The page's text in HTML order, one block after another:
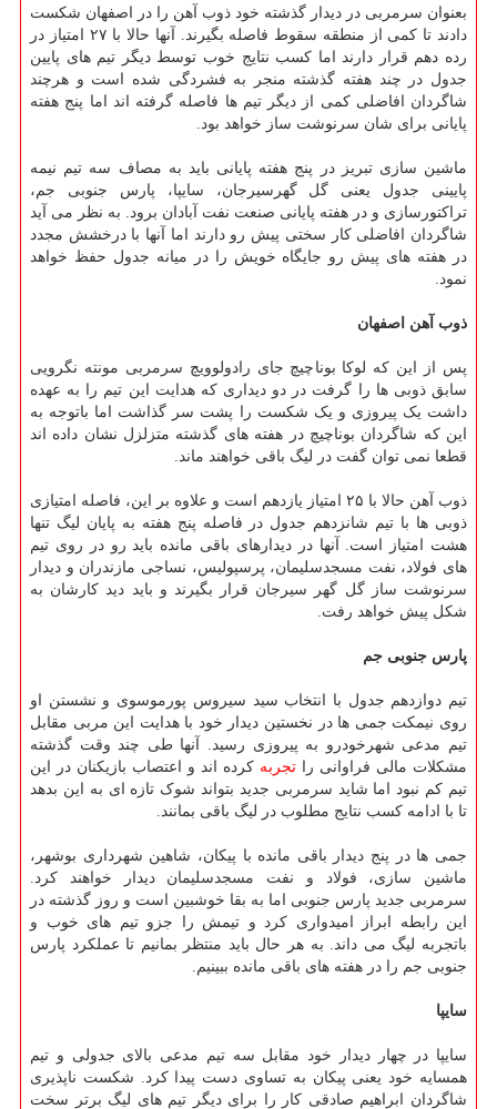
بعنوان سرمربی در دیدار گذشته خود ذوب آهن را در اصفهان شکست
دادند تا کمی از منطقه سقوط فاصله بگیرند. آنها حالا با ۲۷ امتیاز در
رده دهم قرار دارند اما کسب نتایج خوب توسط دیگر تیم های پایین
جدول در چند هفته گذشته منجر به فشردگی شده است و هرچند
شاگردان افاضلی کمی از دیگر تیم ها فاصله گرفته اند اما پنج هفته
پایانی برای شان سرنوشت ساز خواهد بود.
ماشین سازی تبریز در پنج هفته پایانی باید به مصاف سه تیم نیمه
پایینی جدول یعنی گل گهرسیرجان، سایپا، پارس جنوبی جم،
تراکتورسازی و در هفته پایانی صنعت نفت آبادان برود. به نظر می آید
شاگردان افاضلی کار سختی پیش رو دارند اما آنها با درخشش مجدد
در هفته های پیش رو جایگاه خویش را در میانه جدول حفظ خواهد
نمود.
ذوب آهن اصفهان
پس از این که لوکا بوناچیچ جای رادولوویچ سرمربی مونته نگرویی
سابق ذوبی ها را گرفت در دو دیداری که هدایت این تیم را به عهده
داشت یک پیروزی و یک شکست را پشت سر گذاشت اما باتوجه به
این که شاگردان بوناچیچ در هفته های گذشته متزلزل نشان داده اند
قطعا نمی توان گفت در لیگ باقی خواهند ماند.
ذوب آهن حالا با ۲۵ امتیاز یازدهم است و علاوه بر این، فاصله امتیازی
ذوبی ها با تیم شانزدهم جدول در فاصله پنج هفته به پایان لیگ تنها
هشت امتیاز است. آنها در دیدارهای باقی مانده باید رو در روی تیم
های فولاد، نفت مسجدسلیمان، پرسپولیس، نساجی مازندران و دیدار
سرنوشت ساز گل گهر سیرجان قرار بگیرند و باید دید کارشان به
شکل پیش خواهد رفت.
پارس جنوبی جم
تیم دوازدهم جدول با انتخاب سید سیروس پورموسوی و نشستن او
روی نیمکت جمی ها در نخستین دیدار خود با هدایت این مربی مقابل
تیم مدعی شهرخودرو به پیروزی رسید. آنها طی چند وقت گذشته
مشکلات مالی فراوانی را تجربه کرده اند و اعتصاب بازیکنان در این
تیم کم نبود اما شاید سرمربی جدید بتواند شوک تازه ای به این بدهد
تا با ادامه کسب نتایج مطلوب در لیگ باقی بمانند.
جمی ها در پنج دیدار باقی مانده با پیکان، شاهین شهرداری بوشهر،
ماشین سازی، فولاد و نفت مسجدسلیمان دیدار خواهند کرد.
سرمربی جدید پارس جنوبی اما به بقا خوشبین است و روز گذشته در
این رابطه ابراز امیدواری کرد و تیمش را جزو تیم های خوب و
باتجربه لیگ می داند. به هر حال باید منتظر بمانیم تا عملکرد پارس
جنوبی جم را در هفته های باقی مانده ببینیم.
سایپا
سایپا در چهار دیدار خود مقابل سه تیم مدعی بالای جدولی و تیم
همسایه خود یعنی پیکان به تساوی دست پیدا کرد. شکست ناپذیری
شاگردان ابراهیم صادقی کار را برای دیگر تیم های لیگ برتر سخت